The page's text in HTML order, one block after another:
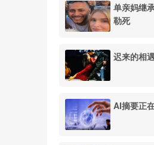
单亲妈继
勒死
迟来的相遇
AI摘要正